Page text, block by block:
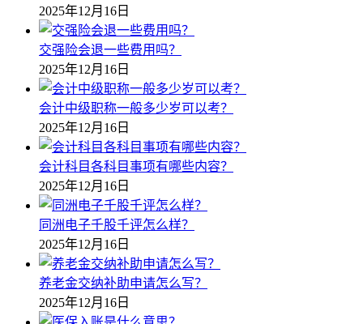
2025年12月16日
交强险会退一些费用吗？
2025年12月16日
会计中级职称一般多少岁可以考？
2025年12月16日
会计科目各科目事项有哪些内容？
2025年12月16日
同洲电子千股千评怎么样？
2025年12月16日
养老金交纳补助申请怎么写？
2025年12月16日